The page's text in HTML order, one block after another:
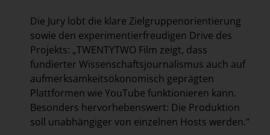
Die Jury lobt die klare Zielgruppenorientierung
sowie den experimentierfreudigen Drive des
Projekts: „TWENTYTWO Film zeigt, dass
fundierter Wissenschaftsjournalismus auch auf
aufmerksamkeitsökonomisch geprägten
Plattformen wie YouTube funktionieren kann.
Besonders hervorhebenswert: Die Produktion
soll unabhängiger von einzelnen Hosts werden.“